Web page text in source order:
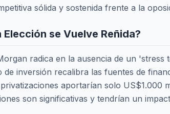
sólida y sostenida frente a la
se Vuelve Reñida?
radica en la ausencia de un
inversión recalibra las fuentes de
aportarían solo
son significativas y tendrían un